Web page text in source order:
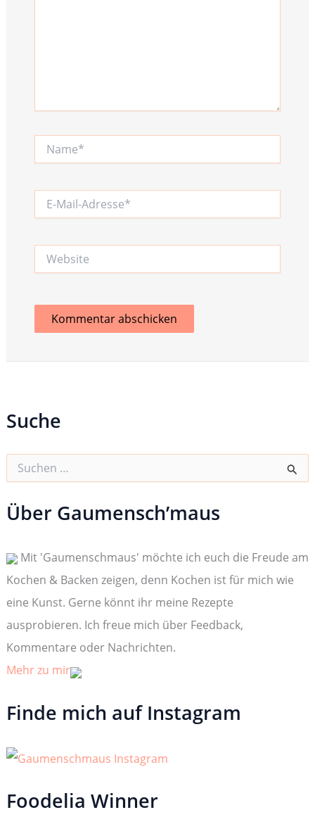
Mail-
Suche
h
e
a
c
h
:
Über Gaumensch’maus
Mit 'Gaumenschmaus' möchte ich euch die Freude am
Kochen & Backen zeigen, denn Kochen ist für mich wie
eine Kunst. Gerne könnt ihr meine Rezepte
ausprobieren. Ich freue mich über Feedback,
Kommentare oder Nachrichten.
Mehr zu mir
Finde mich auf Instagram
Foodelia Winner